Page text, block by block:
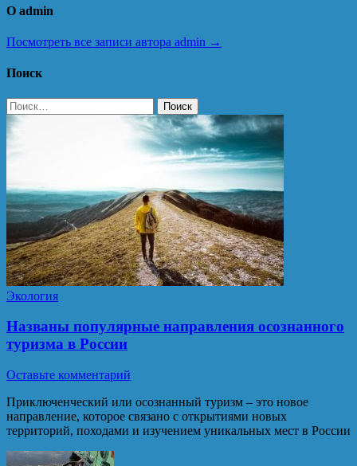
О admin
Посмотреть все записи автора admin →
Поиск
Найти:
Экология
Названы популярные направления осознанного
туризма в России
Оставьте комментарий
Приключенческий или осознанный туризм – это новое
направление, которое связано с открытиями новых
территорий, походами и изучением уникальных мест в России